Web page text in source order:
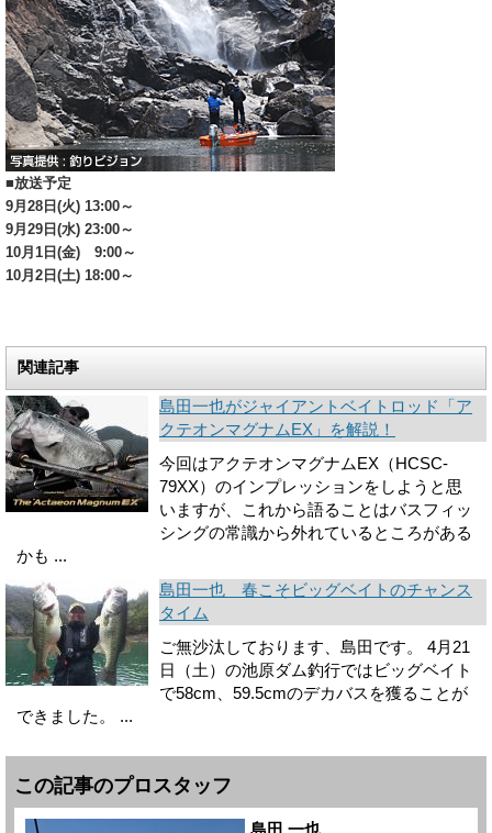
■放送予定
9月28日(火) 13:00～
9月29日(水) 23:00～
10月1日(金) 9:00～
10月2日(土) 18:00～
関連記事
島田一也がジャイアントベイトロッド「ア
クテオンマグナムEX」を解説！
今回はアクテオンマグナムEX（HCSC-
79XX）のインプレッションをしようと思
いますが、これから語ることはバスフィッ
シングの常識から外れているところがある
かも ...
島田一也 春こそビッグベイトのチャンス
タイム
ご無沙汰しております、島田です。 4月21
日（土）の池原ダム釣行ではビッグベイト
で58cm、59.5cmのデカバスを獲ることが
できました。 ...
この記事のプロスタッフ